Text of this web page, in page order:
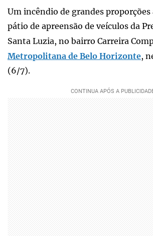
Um incêndio de grandes
pátio de apreensão de veículos da
Santa Luzia, no bairro Carreira
Metropolitana de Belo Horizonte,
(6/7).